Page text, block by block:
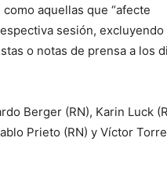
aquellas que “afecte
sesión, excluyendo
o notas de prensa a los
Berger (RN), Karin Luck
Prieto (RN) y Víctor